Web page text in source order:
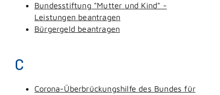
Bundesstiftung "Mutter und Kind" -
Leistungen beantragen
Bürgergeld beantragen
C
Corona-Überbrückungshilfe des Bundes für